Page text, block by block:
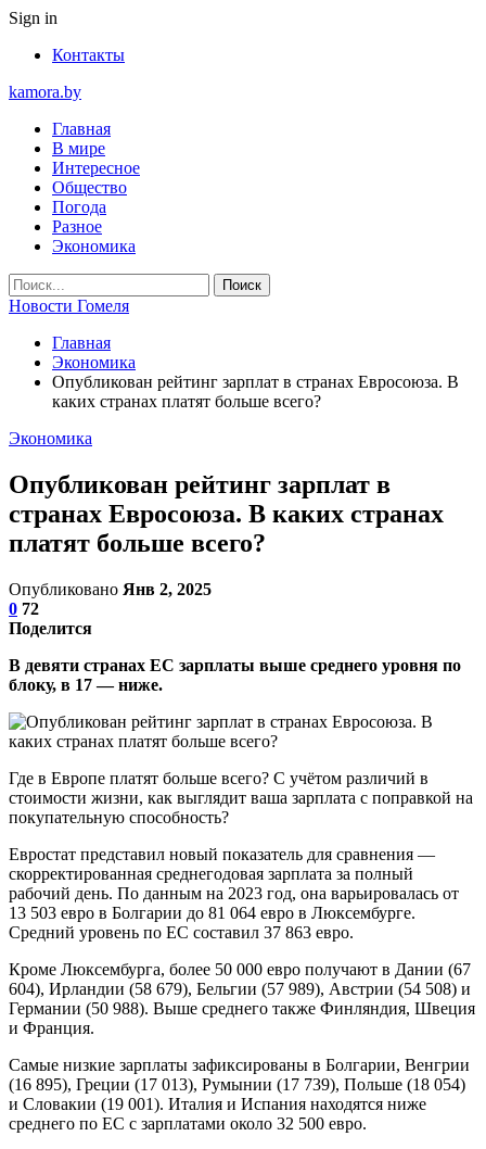
Sign in
Контакты
kamora.by
Главная
В мире
Интересное
Общество
Погода
Разное
Экономика
Новости Гомеля
Главная
Экономика
Опубликован рейтинг зарплат в странах Евросоюза. В
каких странах платят больше всего?
Экономика
Опубликован рейтинг зарплат в
странах Евросоюза. В каких странах
платят больше всего?
Опубликовано Янв 2, 2025
0 72
Поделится
В девяти странах ЕС зарплаты выше среднего уровня по
блоку, в 17 — ниже.
Где в Европе платят больше всего? С учётом различий в
стоимости жизни, как выглядит ваша зарплата с поправкой на
покупательную способность?
Евростат представил новый показатель для сравнения —
скорректированная среднегодовая зарплата за полный
рабочий день. По данным на 2023 год, она варьировалась от
13 503 евро в Болгарии до 81 064 евро в Люксембурге.
Средний уровень по ЕС составил 37 863 евро.
Кроме Люксембурга, более 50 000 евро получают в Дании (67
604), Ирландии (58 679), Бельгии (57 989), Австрии (54 508) и
Германии (50 988). Выше среднего также Финляндия, Швеция
и Франция.
Самые низкие зарплаты зафиксированы в Болгарии, Венгрии
(16 895), Греции (17 013), Румынии (17 739), Польше (18 054)
и Словакии (19 001). Италия и Испания находятся ниже
среднего по ЕС с зарплатами около 32 500 евро.